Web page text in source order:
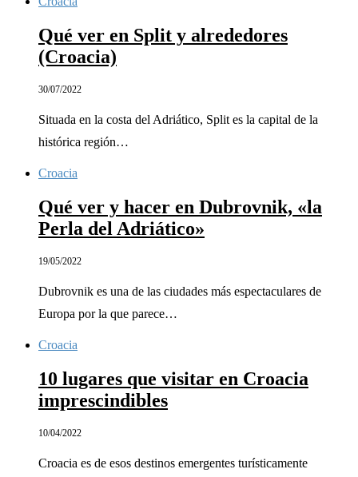
Qué ver en Split y alrededores
(Croacia)
30/07/2022
Situada en la costa del Adriático, Split es la capital de la
histórica región…
Croacia
Qué ver y hacer en Dubrovnik, «la
Perla del Adriático»
19/05/2022
Dubrovnik es una de las ciudades más espectaculares de
Europa por la que parece…
Croacia
10 lugares que visitar en Croacia
imprescindibles
10/04/2022
Croacia es de esos destinos emergentes turísticamente